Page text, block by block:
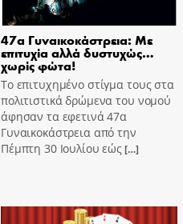
47α Γυναικοκάστρεια: Με
επιτυχία αλλά δυστυχώς…
χωρίς φώτα!
Το επιτυχημένο στίγμα τους στα
πολιτιστικά δρώμενα του νομού
άφησαν τα εφετινά 47α
Γυναικοκάστρεια από την
Πέμπτη 30 Ιουλίου εώς[…]